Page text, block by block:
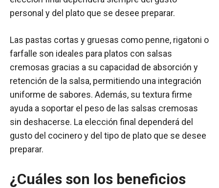
personal y del plato que se desee preparar.
Las pastas cortas y gruesas como penne, rigatoni o
farfalle son ideales para platos con salsas
cremosas gracias a su capacidad de absorción y
retención de la salsa, permitiendo una integración
uniforme de sabores. Además, su textura firme
ayuda a soportar el peso de las salsas cremosas
sin deshacerse. La elección final dependerá del
gusto del cocinero y del tipo de plato que se desee
preparar.
¿Cuáles son los beneficios